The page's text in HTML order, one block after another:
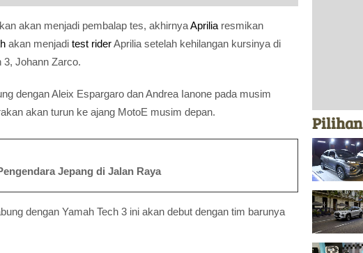
akan menjadi pembalap tes, akhirnyaAprilia resmikan
akan menjadi test riderAprilia setelah kehilangan kursinya di
3, Johann Zarco.
dengan Aleix Espargaro dan Andrea Ianone pada musim
akan turun ke ajang MotoE musim depan.
Jepang di Jalan Raya
dengan Yamah Tech 3 ini akan debut dengan tim barunya
Pilihan